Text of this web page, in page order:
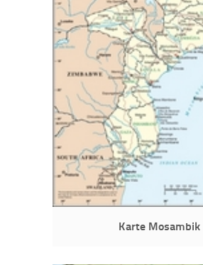
Karte Mosambik